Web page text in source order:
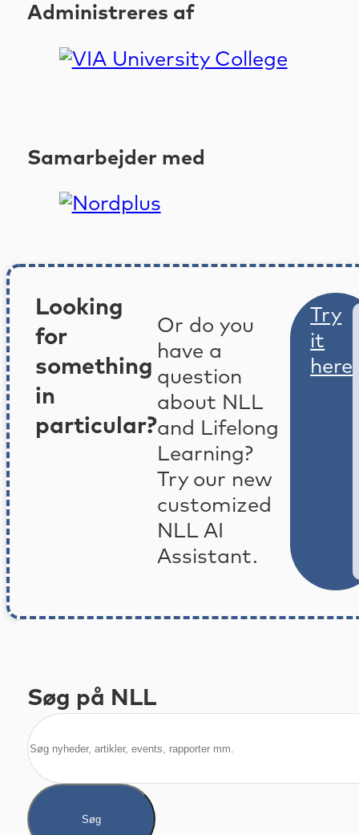
Administreres af
Samarbejder med
Looking
for
something
in
particular?
Or do you
have a
question
about NLL
and Lifelong
Learning?
Try our new
customized
NLL AI
Assistant.
Try
it
here
Søg på NLL
Søg
Søg